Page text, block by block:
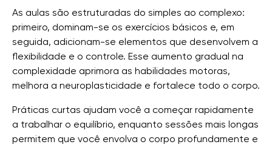
As aulas são estruturadas do simples ao complexo:
primeiro, dominam-se os exercícios básicos e, em
seguida, adicionam-se elementos que desenvolvem a
flexibilidade e o controle. Esse aumento gradual na
complexidade aprimora as habilidades motoras,
melhora a neuroplasticidade e fortalece todo o corpo.
Práticas curtas ajudam você a começar rapidamente
a trabalhar o equilíbrio, enquanto sessões mais longas
permitem que você envolva o corpo profundamente e